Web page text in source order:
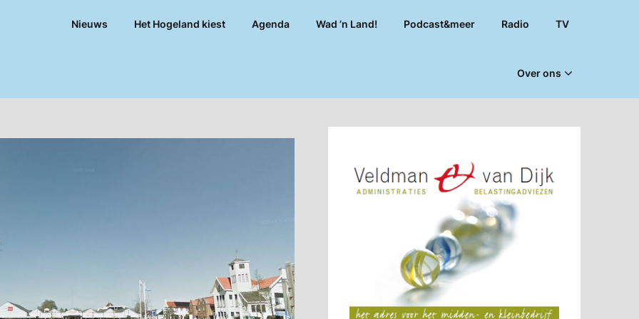
Nieuws Het Hogeland kiest Agenda Wad ’n Land! Podcast&meer Radio TV
Over ons